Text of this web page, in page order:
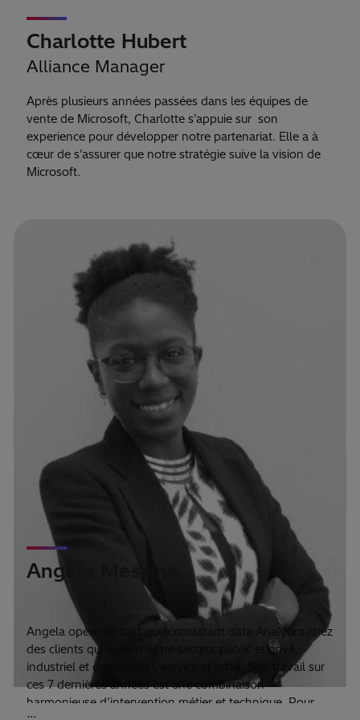
Charlotte Hubert
Alliance Manager
Après plusieurs années passées dans les équipes de
vente de Microsoft, Charlotte s’appuie sur son
experience pour développer notre partenariat. Elle a à
cœur de s’assurer que notre stratégie suive la vision de
Microsoft.
Angela Messina
Senior Analytics Consultant
Angela opère en tant que consultant data Analytics
chez
des clients qui varient entre secteur public et privé,
industriel et commercial, service et
Son travail sur
ces 7 dernières années est une combinaison
harmonieuse d’intervention métier et technique. Pour
…